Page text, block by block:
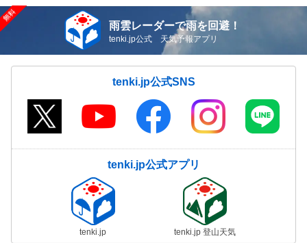
雨雲レーダーで雨を回避！
tenki.jp公式 天気予報アプリ
tenki.jp公式SNS
tenki.jp公式アプリ
tenki.jp tenki.jp 登山天気